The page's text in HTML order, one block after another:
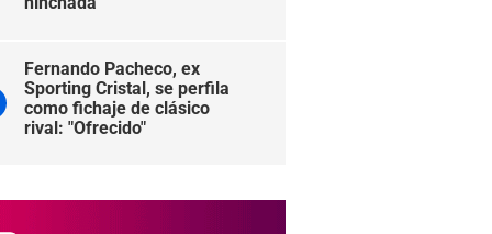
Fernando Pacheco, ex
Sporting Cristal, se perfila
como fichaje de clásico
rival: "Ofrecido"